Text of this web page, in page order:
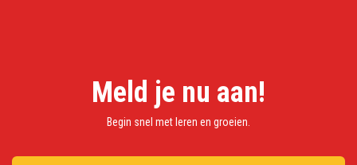
Meld je nu aan!
Begin snel met leren en groeien.